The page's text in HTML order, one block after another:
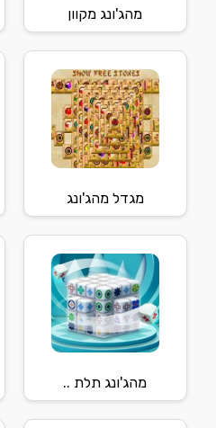
מהג'ונג מקוון
מגדל מהג'ונג
מהג'ונג תלת ..